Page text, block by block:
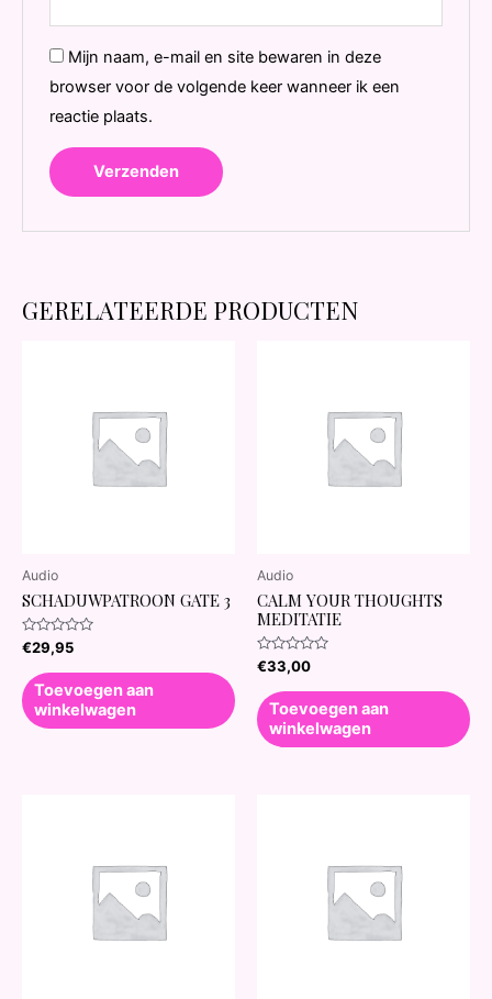
Mijn naam, e-mail en site bewaren in deze
browser voor de volgende keer wanneer ik een
reactie plaats.
GERELATEERDE PRODUCTEN
Audio
SCHADUWPATROON GATE 3
Waardering
0
5
€29,95
Toevoegen aan
winkelwagen
Audio
CALM YOUR THOUGHTS
MEDITATIE
Waardering
0
5
€33,00
Toevoegen aan
winkelwagen